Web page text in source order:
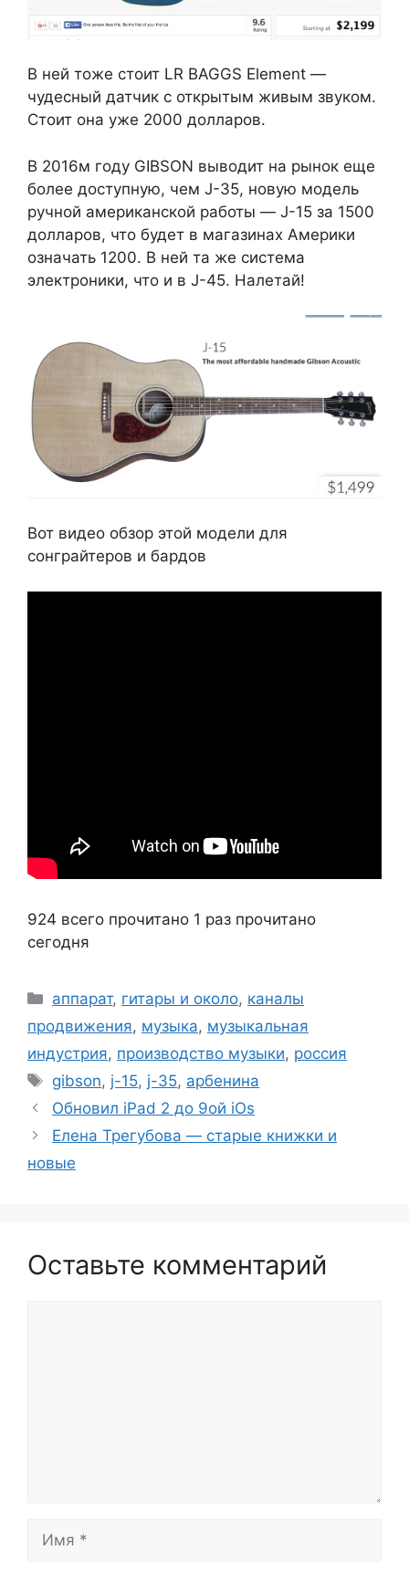
В ней тоже стоит LR BAGGS Element —
чудесный датчик с открытым живым звуком.
Стоит она уже 2000 долларов.
В 2016м году GIBSON выводит на рынок еще
более доступную, чем J-35, новую модель
ручной американской работы — J-15 за 1500
долларов, что будет в магазинах Америки
означать 1200. В ней та же система
электроники, что и в J-45. Налетай!
Вот видео обзор этой модели для
сонграйтеров и бардов
924 всего прочитано 1 раз прочитано
сегодня
Рубрики
аппарат, гитары и около, каналы
продвижения, музыка, музыкальная
индустрия, производство музыки, россия
Метки
gibson, j-15, j-35, арбенина
Обновил iPad 2 до 9ой iOs
Елена Трегубова — старые книжки и
новые
Оставьте комментарий
Имя